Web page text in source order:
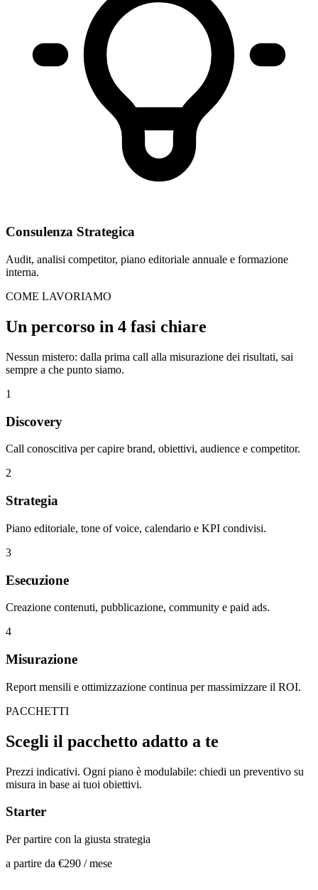
Consulenza Strategica
Audit, analisi competitor, piano editoriale annuale e formazione
interna.
COME LAVORIAMO
Un percorso in 4 fasi chiare
Nessun mistero: dalla prima call alla misurazione dei risultati, sai
sempre a che punto siamo.
1
Discovery
Call conoscitiva per capire brand, obiettivi, audience e competitor.
2
Strategia
Piano editoriale, tone of voice, calendario e KPI condivisi.
3
Esecuzione
Creazione contenuti, pubblicazione, community e paid ads.
4
Misurazione
Report mensili e ottimizzazione continua per massimizzare il ROI.
PACCHETTI
Scegli il pacchetto adatto a te
Prezzi indicativi. Ogni piano è modulabile: chiedi un preventivo su
misura in base ai tuoi obiettivi.
Starter
Per partire con la giusta strategia
a partire da €290 / mese